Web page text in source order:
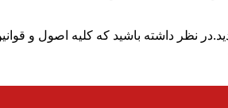
بود.
است.
نظر داشته باشيد که کليه اصول و